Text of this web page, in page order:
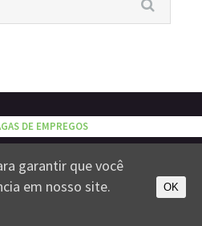
DE EMPREGOS
ESTÁGIOS
VESTIBULAR
garantir que você
em nosso site.
OK